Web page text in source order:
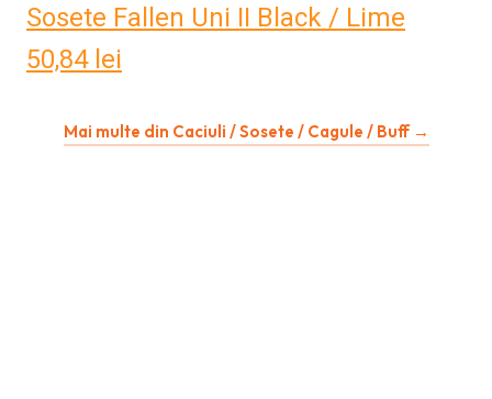
Sosete Fallen Uni II Black / Lime
50,84 lei
Mai multe din Caciuli / Sosete / Cagule / Buff →